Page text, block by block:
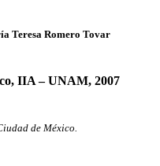
Teresa Romero Tovar
IIA – UNAM, 2007
de México.